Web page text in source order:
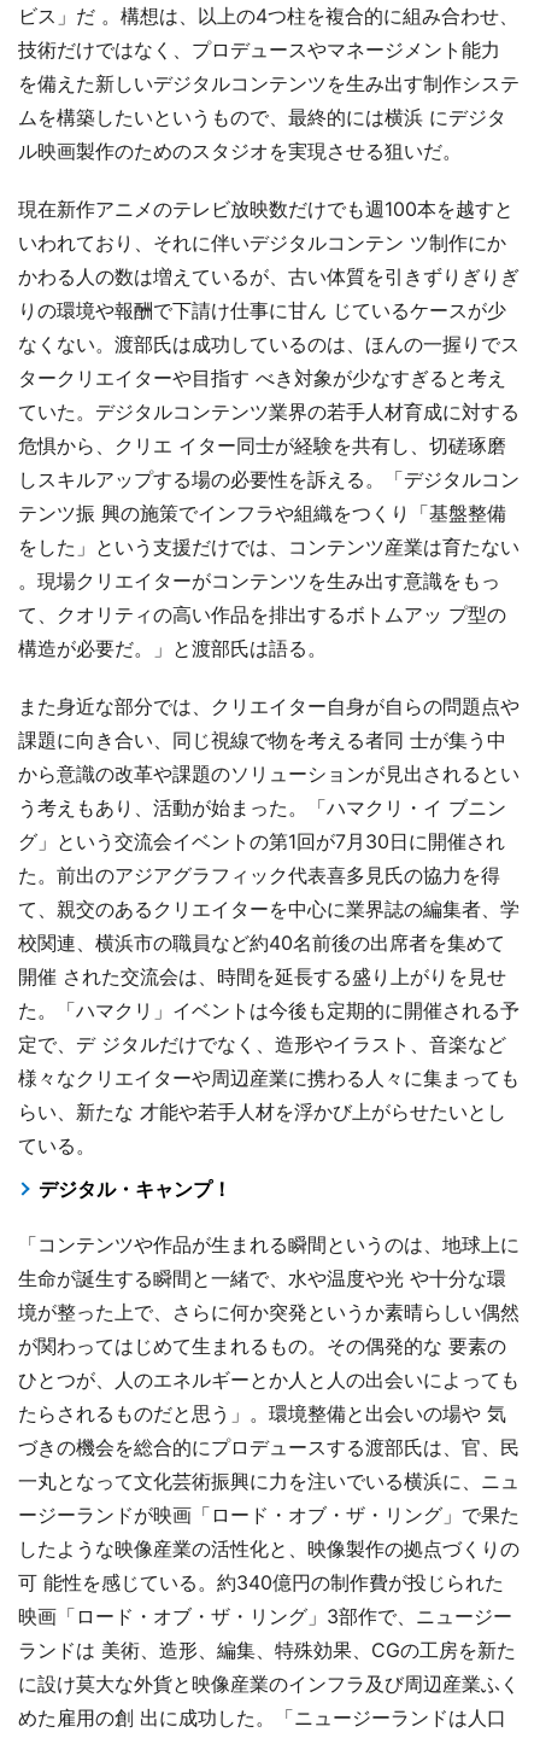
ビス」だ 。構想は、以上の4つ柱を複合的に組み合わせ、
技術だけではなく、プロデュースやマネージメント能力
を備えた新しいデジタルコンテンツを生み出す制作システ
ムを構築したいというもので、最終的には横浜 にデジタ
ル映画製作のためのスタジオを実現させる狙いだ。
現在新作アニメのテレビ放映数だけでも週100本を越すと
いわれており、それに伴いデジタルコンテン ツ制作にか
かわる人の数は増えているが、古い体質を引きずりぎりぎ
りの環境や報酬で下請け仕事に甘ん じているケースが少
なくない。渡部氏は成功しているのは、ほんの一握りでス
タークリエイターや目指す べき対象が少なすぎると考え
ていた。デジタルコンテンツ業界の若手人材育成に対する
危惧から、クリエ イター同士が経験を共有し、切磋琢磨
しスキルアップする場の必要性を訴える。「デジタルコン
テンツ振 興の施策でインフラや組織をつくり「基盤整備
をした」という支援だけでは、コンテンツ産業は育たない
。現場クリエイターがコンテンツを生み出す意識をもっ
て、クオリティの高い作品を排出するボトムアッ プ型の
構造が必要だ。」と渡部氏は語る。
また身近な部分では、クリエイター自身が自らの問題点や
課題に向き合い、同じ視線で物を考える者同 士が集う中
から意識の改革や課題のソリューションが見出されるとい
う考えもあり、活動が始まった。「ハマクリ・イ ブニン
グ」という交流会イベントの第1回が7月30日に開催され
た。前出のアジアグラフィック代表喜多見氏の協力を得
て、親交のあるクリエイターを中心に業界誌の編集者、学
校関連、横浜市の職員など約40名前後の出席者を集めて
開催 された交流会は、時間を延長する盛り上がりを見せ
た。「ハマクリ」イベントは今後も定期的に開催される予
定で、デ ジタルだけでなく、造形やイラスト、音楽など
様々なクリエイターや周辺産業に携わる人々に集まっても
らい、新たな 才能や若手人材を浮かび上がらせたいとし
ている。
デジタル・キャンプ！
「コンテンツや作品が生まれる瞬間というのは、地球上に
生命が誕生する瞬間と一緒で、水や温度や光 や十分な環
境が整った上で、さらに何か突発というか素晴らしい偶然
が関わってはじめて生まれるもの。その偶発的な 要素の
ひとつが、人のエネルギーとか人と人の出会いによっても
たらされるものだと思う」。環境整備と出会いの場や 気
づきの機会を総合的にプロデュースする渡部氏は、官、民
一丸となって文化芸術振興に力を注いでいる横浜に、ニュ
ージーランドが映画「ロード・オブ・ザ・リング」で果た
したような映像産業の活性化と、映像製作の拠点づくりの
可 能性を感じている。約340億円の制作費が投じられた
映画「ロード・オブ・ザ・リング」3部作で、ニュージー
ランドは 美術、造形、編集、特殊効果、CGの工房を新た
に設け莫大な外貨と映像産業のインフラ及び周辺産業ふく
めた雇用の創 出に成功した。「ニュージーランドは人口